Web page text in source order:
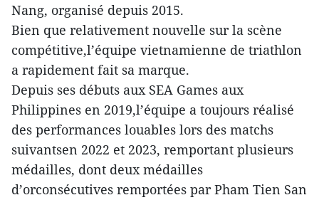
Nang, organisé depuis 2015.
Bien que relativement nouvelle sur la scène
compétitive,l’équipe vietnamienne de triathlon
a rapidement fait sa marque.
Depuis ses débuts aux SEA Games aux
Philippines en 2019,l’équipe a toujours réalisé
des performances louables lors des matchs
suivantsen 2022 et 2023, remportant plusieurs
médailles, dont deux médailles
d’orconsécutives remportées par Pham Tien San